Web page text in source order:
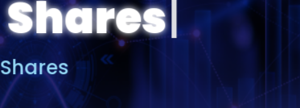
Shares|
Shares